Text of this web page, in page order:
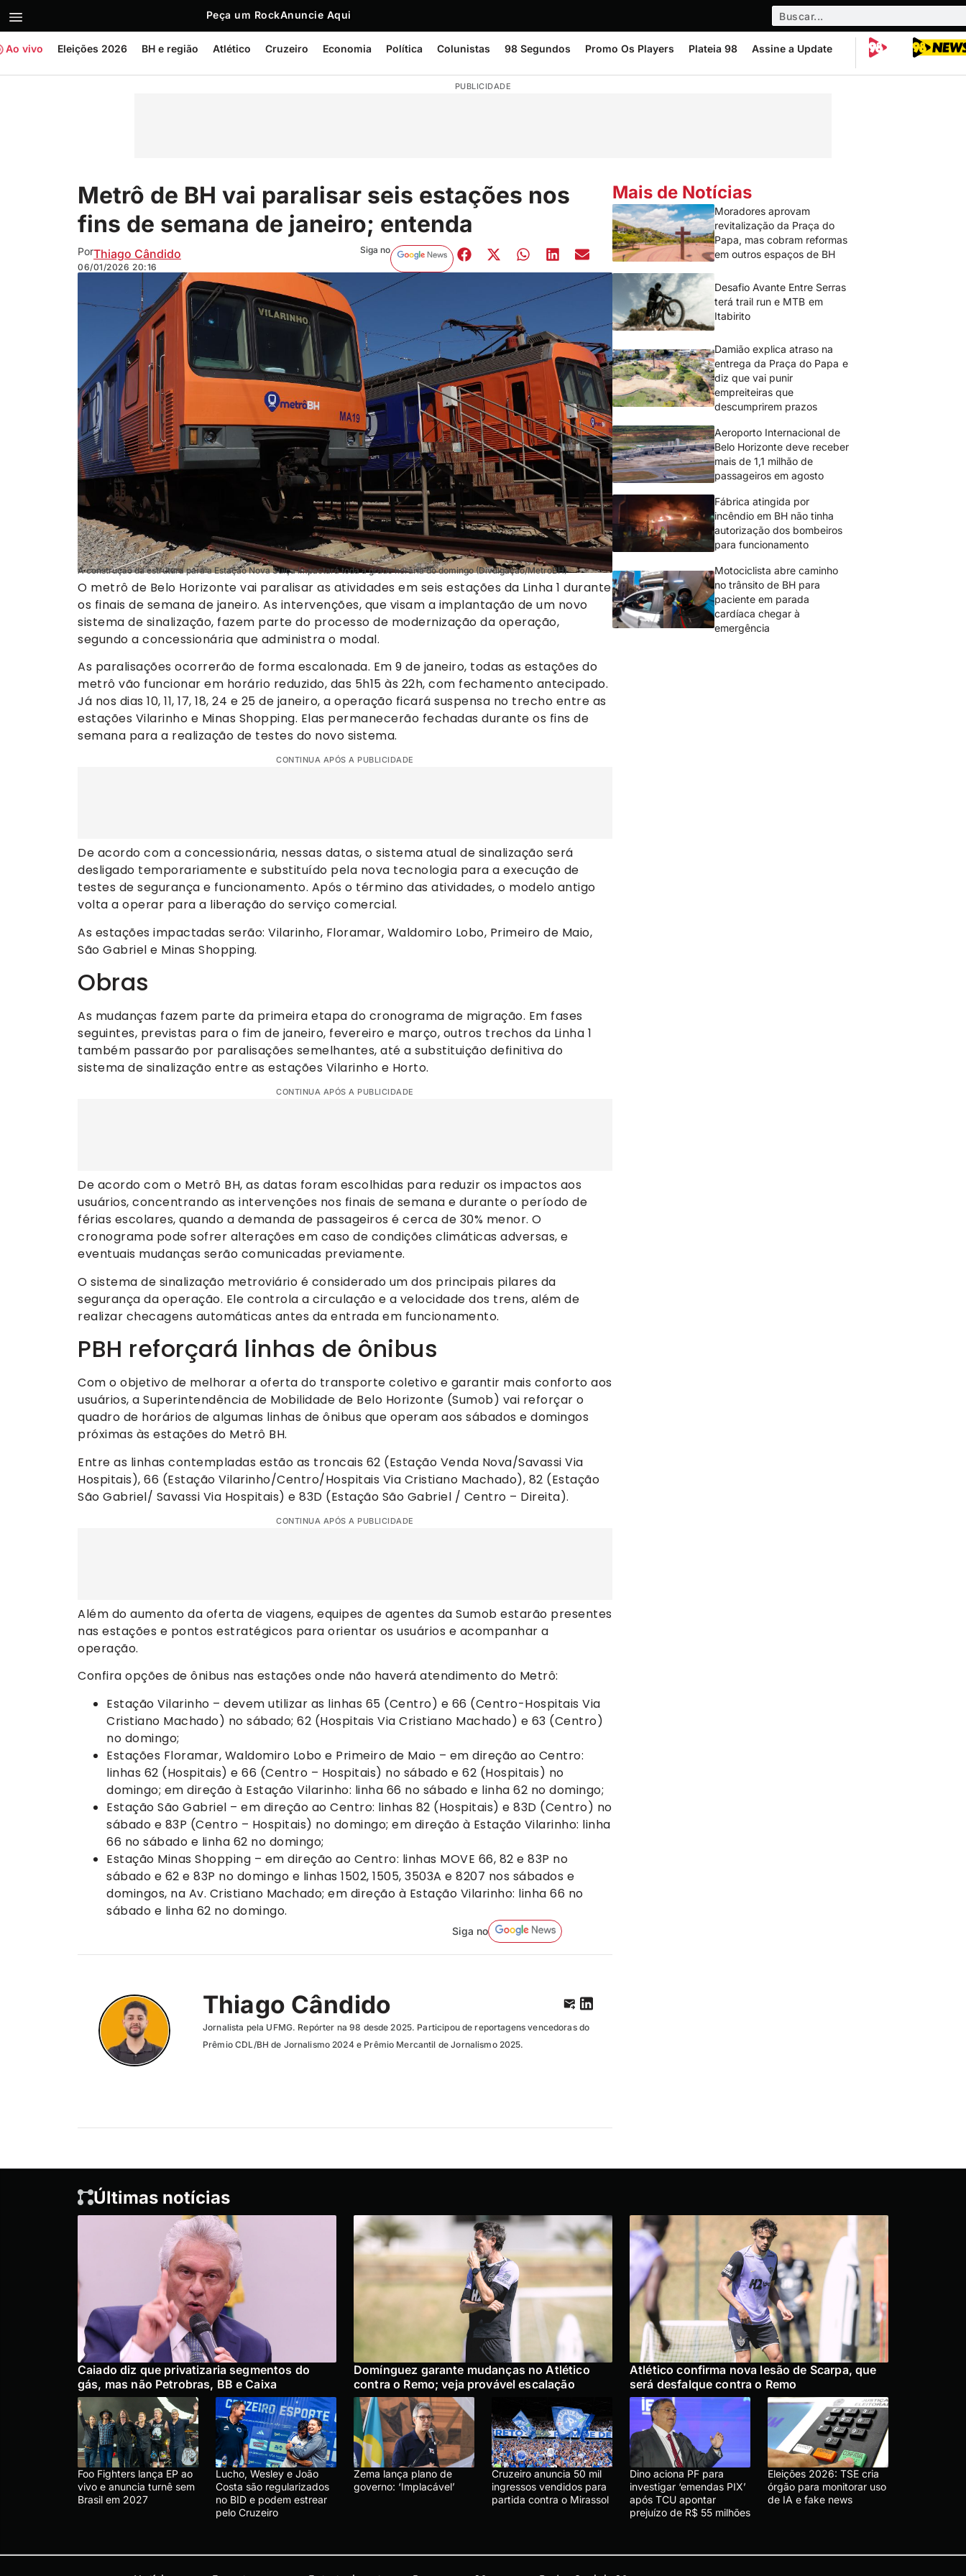
Peça um RockAnuncie Aqui
Ao vivo Eleições 2026 BH e região Atlético Cruzeiro Economia Política Colunistas 98 Segundos Promo Os Players Plateia 98 Assine a Update
PUBLICIDADE
Metrô de BH vai paralisar seis estações nos
fins de semana de janeiro; entenda
PorThiago Cândido
06/01/2026 20:16
Siga no
A construção da estrutura para a Estação Nova Suíça impactará toda a grade horária do domingo (Divulgação/MetroBH)
O metrô de Belo Horizonte vai paralisar as atividades em seis estações da Linha 1 durante
os finais de semana de janeiro. As intervenções, que visam a implantação de um novo
sistema de sinalização, fazem parte do processo de modernização da operação,
segundo a concessionária que administra o modal.
As paralisações ocorrerão de forma escalonada. Em 9 de janeiro, todas as estações do
metrô vão funcionar em horário reduzido, das 5h15 às 22h, com fechamento antecipado.
Já nos dias 10, 11, 17, 18, 24 e 25 de janeiro, a operação ficará suspensa no trecho entre as
estações Vilarinho e Minas Shopping. Elas permanecerão fechadas durante os fins de
semana para a realização de testes do novo sistema.
CONTINUA APÓS A PUBLICIDADE
De acordo com a concessionária, nessas datas, o sistema atual de sinalização será
desligado temporariamente e substituído pela nova tecnologia para a execução de
testes de segurança e funcionamento. Após o término das atividades, o modelo antigo
volta a operar para a liberação do serviço comercial.
As estações impactadas serão: Vilarinho, Floramar, Waldomiro Lobo, Primeiro de Maio,
São Gabriel e Minas Shopping.
Obras
As mudanças fazem parte da primeira etapa do cronograma de migração. Em fases
seguintes, previstas para o fim de janeiro, fevereiro e março, outros trechos da Linha 1
também passarão por paralisações semelhantes, até a substituição definitiva do
sistema de sinalização entre as estações Vilarinho e Horto.
CONTINUA APÓS A PUBLICIDADE
De acordo com o Metrô BH, as datas foram escolhidas para reduzir os impactos aos
usuários, concentrando as intervenções nos finais de semana e durante o período de
férias escolares, quando a demanda de passageiros é cerca de 30% menor. O
cronograma pode sofrer alterações em caso de condições climáticas adversas, e
eventuais mudanças serão comunicadas previamente.
O sistema de sinalização metroviário é considerado um dos principais pilares da
segurança da operação. Ele controla a circulação e a velocidade dos trens, além de
realizar checagens automáticas antes da entrada em funcionamento.
PBH reforçará linhas de ônibus
Com o objetivo de melhorar a oferta do transporte coletivo e garantir mais conforto aos
usuários, a Superintendência de Mobilidade de Belo Horizonte (Sumob) vai reforçar o
quadro de horários de algumas linhas de ônibus que operam aos sábados e domingos
próximas às estações do Metrô BH.
Entre as linhas contempladas estão as troncais 62 (Estação Venda Nova/Savassi Via
Hospitais), 66 (Estação Vilarinho/Centro/Hospitais Via Cristiano Machado), 82 (Estação
São Gabriel/ Savassi Via Hospitais) e 83D (Estação São Gabriel / Centro – Direita).
CONTINUA APÓS A PUBLICIDADE
Além do aumento da oferta de viagens, equipes de agentes da Sumob estarão presentes
nas estações e pontos estratégicos para orientar os usuários e acompanhar a
operação.
Confira opções de ônibus nas estações onde não haverá atendimento do Metrô:
Estação Vilarinho – devem utilizar as linhas 65 (Centro) e 66 (Centro-Hospitais Via
Cristiano Machado) no sábado; 62 (Hospitais Via Cristiano Machado) e 63 (Centro)
no domingo;
Estações Floramar, Waldomiro Lobo e Primeiro de Maio – em direção ao Centro:
linhas 62 (Hospitais) e 66 (Centro – Hospitais) no sábado e 62 (Hospitais) no
domingo; em direção à Estação Vilarinho: linha 66 no sábado e linha 62 no domingo;
Estação São Gabriel – em direção ao Centro: linhas 82 (Hospitais) e 83D (Centro) no
sábado e 83P (Centro – Hospitais) no domingo; em direção à Estação Vilarinho: linha
66 no sábado e linha 62 no domingo;
Estação Minas Shopping – em direção ao Centro: linhas MOVE 66, 82 e 83P no
sábado e 62 e 83P no domingo e linhas 1502, 1505, 3503A e 8207 nos sábados e
domingos, na Av. Cristiano Machado; em direção à Estação Vilarinho: linha 66 no
sábado e linha 62 no domingo.
Siga no
Thiago Cândido
Jornalista pela UFMG. Repórter na 98 desde 2025. Participou de reportagens vencedoras do
Prêmio CDL/BH de Jornalismo 2024 e Prêmio Mercantil de Jornalismo 2025.
Mais de Notícias
Moradores aprovam
revitalização da Praça do
Papa, mas cobram reformas
em outros espaços de BH
Desafio Avante Entre Serras
terá trail run e MTB em
Itabirito
Damião explica atraso na
entrega da Praça do Papa e
diz que vai punir
empreiteiras que
descumprirem prazos
Aeroporto Internacional de
Belo Horizonte deve receber
mais de 1,1 milhão de
passageiros em agosto
Fábrica atingida por
incêndio em BH não tinha
autorização dos bombeiros
para funcionamento
Motociclista abre caminho
no trânsito de BH para
paciente em parada
cardíaca chegar à
emergência
Últimas notícias
Caiado diz que privatizaria segmentos do
gás, mas não Petrobras, BB e Caixa
Domínguez garante mudanças no Atlético
contra o Remo; veja provável escalação
Atlético confirma nova lesão de Scarpa, que
será desfalque contra o Remo
Foo Fighters lança EP ao
vivo e anuncia turnê sem
Brasil em 2027
Lucho, Wesley e João
Costa são regularizados
no BID e podem estrear
pelo Cruzeiro
Zema lança plano de
governo: ‘Implacável’
Cruzeiro anuncia 50 mil
ingressos vendidos para
partida contra o Mirassol
Dino aciona PF para
investigar ‘emendas PIX’
após TCU apontar
prejuízo de R$ 55 milhões
Eleições 2026: TSE cria
órgão para monitorar uso
de IA e fake news